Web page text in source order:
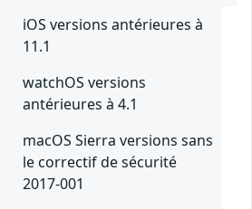
iOS versions antérieures à
11.1
watchOS versions
antérieures à 4.1
macOS Sierra versions sans
le correctif de sécurité
2017-001